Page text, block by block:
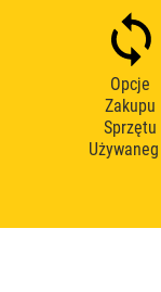
Opcje
Zakupu
Sprzętu
Używaneg